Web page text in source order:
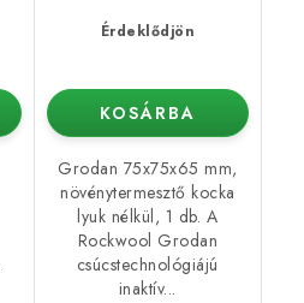
Érdeklődjön
KOSÁRBA
Grodan 75x75x65 mm,
növénytermesztő kocka
lyuk nélkül, 1 db. A
Rockwool Grodan
csúcstechnológiájú
inaktív...